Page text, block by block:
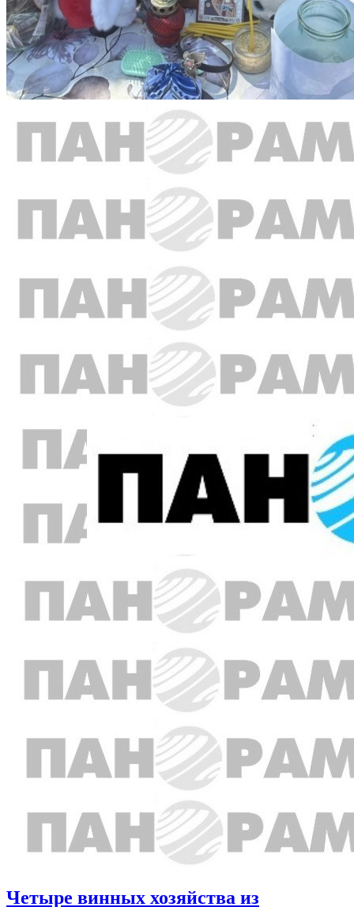
Четыре винных хозяйства из